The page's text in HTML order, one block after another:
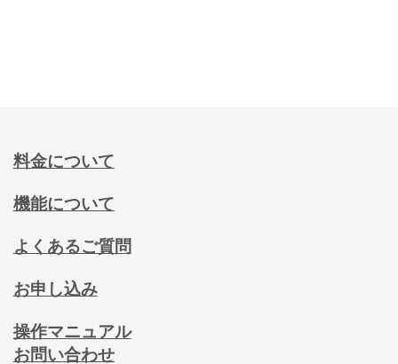
料金について
機能について
よくあるご質問
お申し込み
操作マニュアル
お問い合わせ